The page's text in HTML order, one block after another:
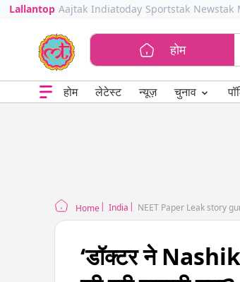
Lallantop Aajtak Indiatoday Sportstak Newstak
होम
होम लेटेस्ट न्यूज़ चुनाव ⌄
Home India NEET Paper Leak story
‘डॉक्टर ने